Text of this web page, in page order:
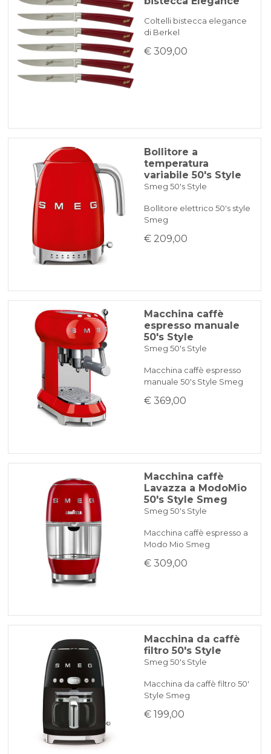
Coltelli bistecca elegance
di Berkel
€ 309,00
Bollitore a
temperatura
variabile 50's Style
Smeg 50's Style
Bollitore elettrico 50's style
Smeg
€ 209,00
Macchina caffè
espresso manuale
50's Style
Smeg 50's Style
Macchina caffè espresso
manuale 50's Style Smeg
€ 369,00
Macchina caffè
Lavazza a ModoMio
50's Style Smeg
Smeg 50's Style
Macchina caffè espresso a
Modo Mio Smeg
€ 309,00
Macchina da caffè
filtro 50's Style
Smeg 50's Style
Macchina da caffè filtro 50'
Style Smeg
€ 199,00